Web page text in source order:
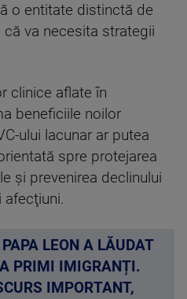
o entitate distinctă de
va necesita strategii
clinice aflate în
beneficiile noilor
ului lacunar ar putea
spre protejarea
şi prevenirea declinului
LEON A LĂUDAT
PRIMI IMIGRANȚI.
IMPORTANT,